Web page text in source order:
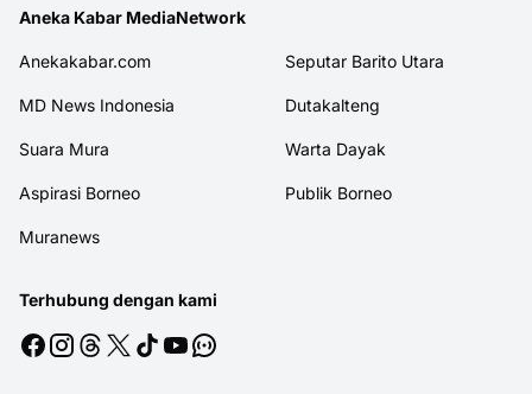
Aneka Kabar MediaNetwork
Anekakabar.com Seputar Barito Utara
MD News Indonesia Dutakalteng
Suara Mura Warta Dayak
Aspirasi Borneo Publik Borneo
Muranews
Terhubung dengan kami